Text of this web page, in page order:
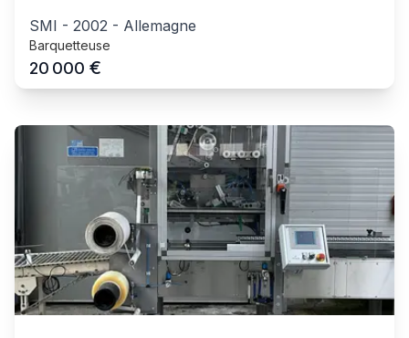
SMI - 2002 - Allemagne
Barquetteuse
20 000 €